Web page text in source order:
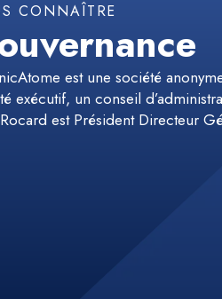
CONNAÎTRE
est une société
exécutif, un conseil
est Président Directeur